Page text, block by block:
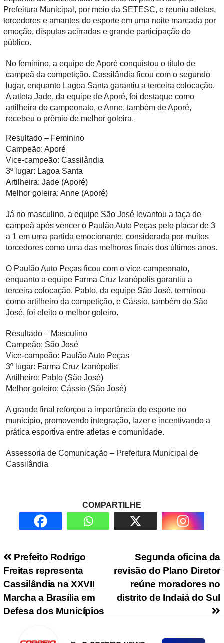
Prefeitura Municipal, por meio da SETESC, e reuniu atletas,
torcedores e amantes do esporte em uma noite marcada por
emoção, disputas acirradas e grande participação do
público.
No feminino, a equipe de Aporé conquistou o título de
campeã da competição. Cassilândia ficou com o segundo
lugar, enquanto Lagoa Santa garantiu a terceira colocação.
A atleta Jade, da equipe de Aporé, foi destaque como
artilheira do campeonato, e Anne, também de Aporé,
recebeu o prêmio de melhor goleira.
Resultado – Feminino
Campeão: Aporé
Vice-campeão: Cassilândia
3º lugar: Lagoa Santa
Artilheira: Jade (Aporé)
Melhor goleira: Anne (Aporé)
Já no masculino, a equipe São José levantou a taça de
campeã após vencer o Paulão Auto Peças pelo placar de 3
a 1 em uma partida emocionante, considerada por muitos
torcedores como uma das melhores finais dos últimos anos.
O Paulão Auto Peças ficou com o vice-campeonato,
enquanto a equipe Farma Cruz Izanópolis garantiu a
terceira colocação. Pablo, da equipe São José, terminou
como artilheiro da competição, e Cássio, também do São
José, foi eleito o melhor goleiro.
Resultado – Masculino
Campeão: São José
Vice-campeão: Paulão Auto Peças
3º lugar: Farma Cruz Izanópolis
Artilheiro: Pablo (São José)
Melhor goleiro: Cássio (São José)
A grande final reforçou a importância do esporte no
município, promovendo integração, lazer e incentivando a
prática esportiva entre atletas e comunidade.
Assessoria de Comunicação – Prefeitura Municipal de
Cassilândia
COMPARTILHE
Navegação de PostSegunda oficina da
revisão do Plano Diretor
reúne moradores no
distrito de Indaiá do Sul
Prefeito Rodrigo
Freitas representa
Cassilândia na XXVII
Marcha a Brasília em
Defesa dos Municípios